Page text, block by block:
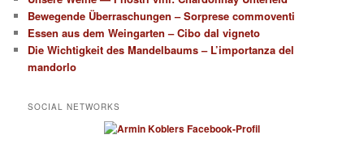
Bewegende Überraschungen – Sorprese commoventi
Essen aus dem Weingarten – Cibo dal vigneto
Die Wichtigkeit des Mandelbaums – L’importanza del
mandorlo
SOCIAL NETWORKS